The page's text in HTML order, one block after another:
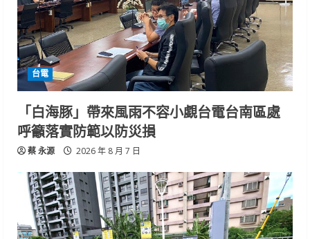
台電
「白海豚」帶來風雨不容小覷台電台南區處
呼籲落實防範以防災損
蔡 永源 2026 年 8 月 7 日